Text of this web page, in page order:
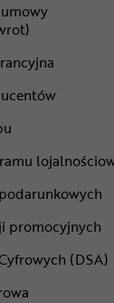
promocyjnych
(DSA)